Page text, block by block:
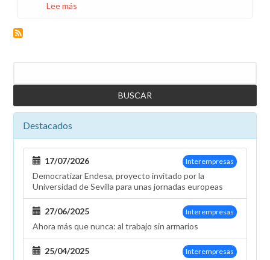
Lee más
el
del
Félix
Carrión
Destacados
Interempresas
17/07/2026
Democratizar Endesa, proyecto invitado por la
Universidad de Sevilla para unas jornadas europeas
Interempresas
27/06/2025
Ahora más que nunca: al trabajo sin armarios
Interempresas
25/04/2025